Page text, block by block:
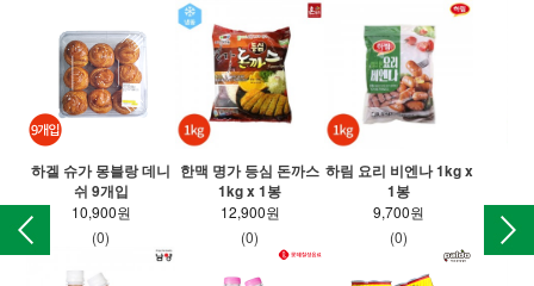
하겔 슈가 몽블랑 데니
쉬 9개입
10,900원
(0)
한맥 명가 등심 돈까스
1kg x 1봉
12,900원
(0)
하림 요리 비엔나 1kg x
1봉
9,700원
(0)